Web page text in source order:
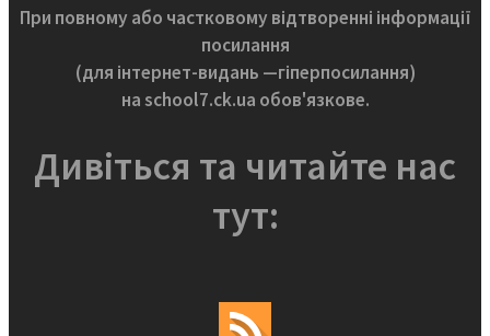
При повному або частковому відтворенні інформації
посилання
(для інтернет-видань —гіперпосилання)
на school7.ck.ua обов'язкове.
Дивіться та читайте нас
тут: